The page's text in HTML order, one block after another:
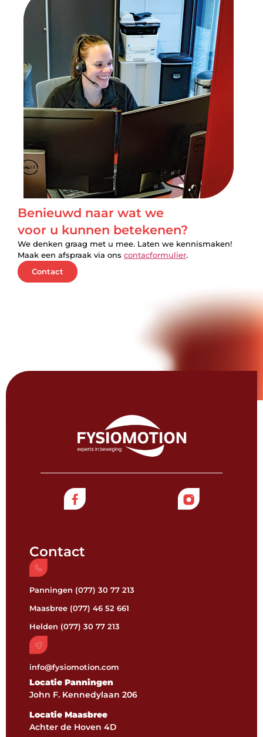
Benieuwd naar wat we
voor u kunnen betekenen?
We denken graag met u mee. Laten we kennismaken!
Maak een afspraak via ons contacformulier.
Contact
Contact
Panningen (077) 30 77 213
Maasbree (077) 46 52 661
Helden (077) 30 77 213
info@fysiomotion.com
Locatie Panningen
John F. Kennedylaan 206
Locatie Maasbree
Achter de Hoven 4D